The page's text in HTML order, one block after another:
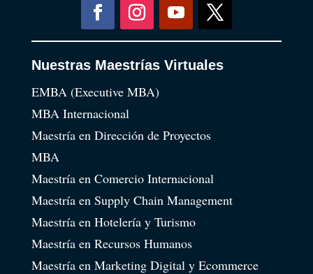
Nuestras Maestrías Virtuales
EMBA (Executive MBA)
MBA Internacional
Maestría en Dirección de Proyectos
MBA
Maestría en Comercio Internacional
Maestría en Supply Chain Management
Maestría en Hotelería y Turismo
Maestría en Recursos Humanos
Maestría en Marketing Digital y Ecommerce